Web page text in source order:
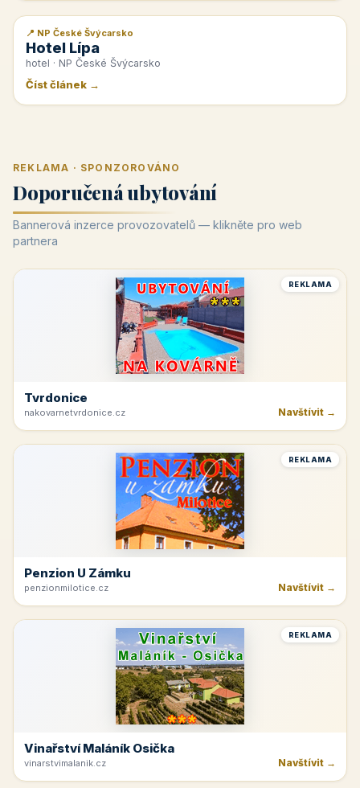
📰 PR článek
📍 NP České Švýcarsko
Hotel Lípa
hotel · NP České Švýcarsko
Číst článek →
REKLAMA · SPONZOROVÁNO
Doporučená ubytování
Bannerová inzerce provozovatelů — klikněte pro web
partnera
REKLAMA
Tvrdonice
nakovarnetvrdonice.cz Navštívit →
REKLAMA
Penzion U Zámku
penzionmilotice.cz Navštívit →
REKLAMA
Vinařství Maláník Osička
vinarstvimalanik.cz Navštívit →